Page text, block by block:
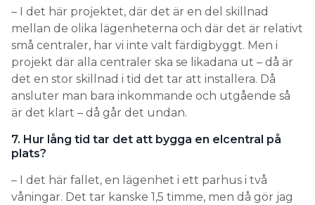
– I det här projektet, där det är en del skillnad
mellan de olika lägenheterna och där det är relativt
små centraler, har vi inte valt färdigbyggt. Men i
projekt där alla centraler ska se likadana ut – då är
det en stor skillnad i tid det tar att installera. Då
ansluter man bara inkommande och utgående så
är det klart – då går det undan.
7. Hur lång tid tar det att bygga en elcentral på
plats?
– I det här fallet, en lägenhet i ett parhus i två
våningar. Det tar kanske 1,5 timme, men då gör jag